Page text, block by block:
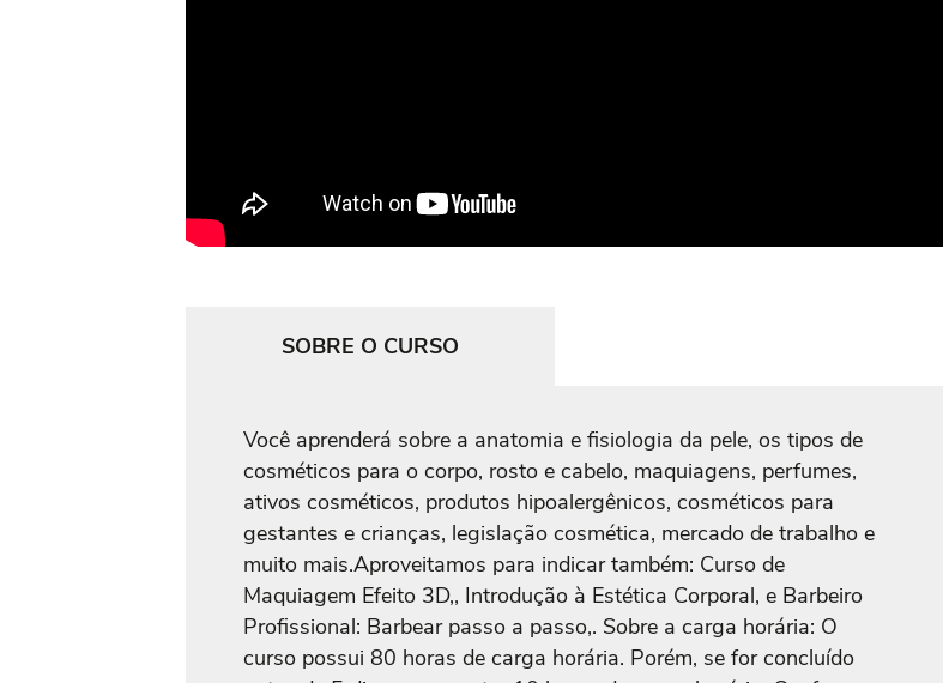
SOBRE O CURSO
Você aprenderá sobre a anatomia e fisiologia da pele, os tipos de
cosméticos para o corpo, rosto e cabelo, maquiagens, perfumes,
ativos cosméticos, produtos hipoalergênicos, cosméticos para
gestantes e crianças, legislação cosmética, mercado de trabalho e
muito mais.Aproveitamos para indicar também: Curso de
Maquiagem Efeito 3D,, Introdução à Estética Corporal, e Barbeiro
Profissional: Barbear passo a passo,. Sobre a carga horária: O
curso possui 80 horas de carga horária. Porém, se for concluído